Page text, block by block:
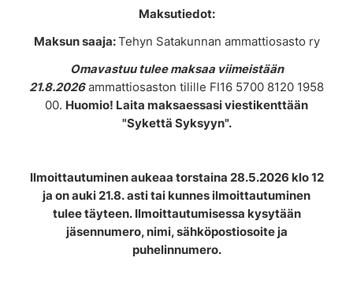
Maksutiedot:
Maksun saaja:Tehyn Satakunnan ammattiosasto ry
Omavastuu tulee maksaa viimeistään
21.8.2026ammattiosaston tilille FI16 5700 8120 1958
00. Huomio! Laita maksaessasi viestikenttään
"Sykettä Syksyyn".
Ilmoittautuminen aukeaa torstaina 28.5.2026 klo 12
ja on auki 21.8. asti tai kunnes ilmoittautuminen
tulee täyteen. Ilmoittautumisessa kysytään
jäsennumero, nimi, sähköpostiosoite ja
puhelinnumero.